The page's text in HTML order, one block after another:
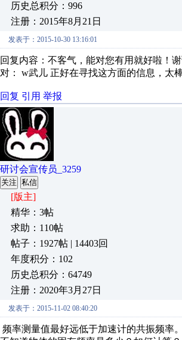
历史总积分：996
注册：2015年8月21日
发表于：2015-10-30 13:16:01
回复内容：不客气，能对您有用就好啦！谢
对： w武儿 正好在寻找这方面的信息，太
回复 引用 举报
研讨会宣传员_3259
关注 私信
[版主]
精华：3帖
求助：110帖
帖子：1927帖 | 14403回
年度积分：102
历史总积分：64749
注册：2020年3月27日
发表于：2015-11-02 08:40:20
频率测量值最好远低于加速计的共振频率。